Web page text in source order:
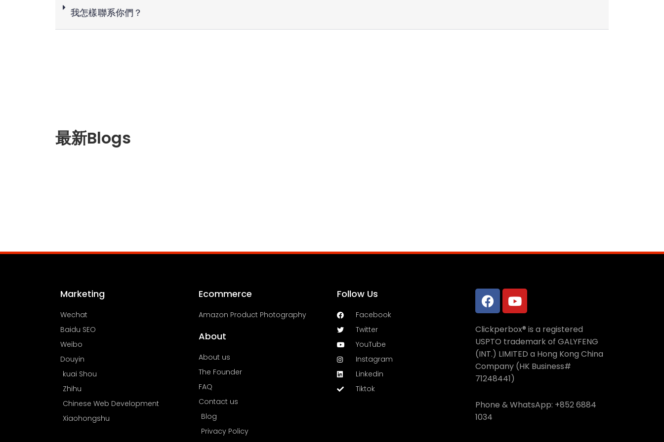
我怎樣聯系你們？
最新Blogs
Marketing
Wechat
Baidu SEO
Weibo
Douyin
kuai Shou
Zhihu
Chinese Web Development
Xiaohongshu
Ecommerce
Amazon Product Photography
About
About us
The Founder
FAQ
Contact us
Blog
Privacy Policy
Follow Us
Facebook
Twitter
YouTube
Instagram
Linkedin
Tiktok
Clickperbox® is a registered
USPTO trademark of GALYFENG
(INT.) LIMITED a Hong Kong China
Company (HK Business#
71248441)
Phone & WhatsApp: +852 6884
1034